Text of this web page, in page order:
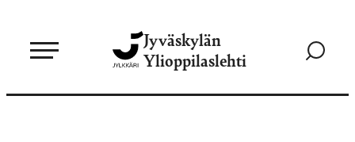
sisältöön
Jyväskylän
Ylioppilaslehti
Siirry